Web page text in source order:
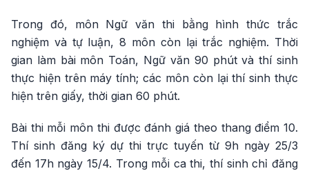
Trong đó, môn Ngữ văn thi bằng hình thức trắc
nghiệm và tự luận, 8 môn còn lại trắc nghiệm. Thời
gian làm bài môn Toán, Ngữ văn 90 phút và thí sinh
thực hiện trên máy tính; các môn còn lại thí sinh thực
hiện trên giấy, thời gian 60 phút.
Bài thi mỗi môn thi được đánh giá theo thang điểm 10.
Thí sinh đăng ký dự thi trực tuyến từ 9h ngày 25/3
đến 17h ngày 15/4. Trong mỗi ca thi, thí sinh chỉ đăng